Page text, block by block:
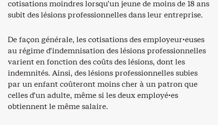
cotisations moindres lorsqu’un jeune de moins de 18 ans
subit des lésions professionnelles dans leur entreprise.
De façon générale, les cotisations des employeur·euses
au régime d’indemnisation des lésions professionnelles
varient en fonction des coûts des lésions, dont les
indemnités. Ainsi, des lésions professionnelles subies
par un enfant coûteront moins cher à un patron que
celles d’un adulte, même si les deux employé·es
obtiennent le même salaire.